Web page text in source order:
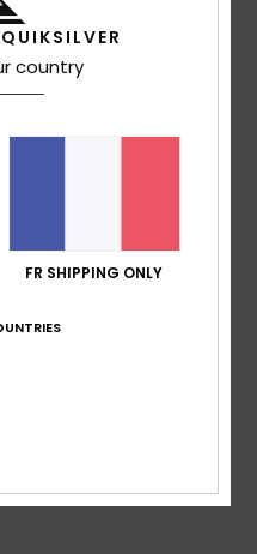
et de résistance à
bouteilles en plastique
35% polyester, 12%
country
FR SHIPPING ONLY